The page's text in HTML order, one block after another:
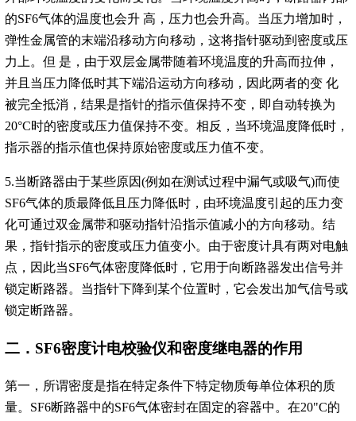
的SF6气体的温度也会升 高，压力也会升高。当压力增加时，
弹性金属管的末端沿移动方向移动，这将指针驱动到密度或压
力上。但 是，由于双层金属带随着环境温度的升高而拉伸，
并且当压力降低时其下端沿运动方向移动，因此两者的变 化
被完全抵消，结果是指针的指示值保持不变，即自动转换为
20°C时的密度或压力值保持不变。相反，当环境温度降低时，
指示器的指示值也保持原始密度或压力值不变。
5.当断路器由于某些原因(例如在测试过程中漏气或吸气)而使
SF6气体的质最降低且压力降低时，由环境温度引起的压力变
化可通过双金属带和驱动指针沿指示值减小的方向移动。结
果，指针指示的密度或压力值变小。由于密度计具有两对电触
点，因此当SF6气体密度降低时，它用于向断路器发出信号并
锁定断路器。当指针下降到某个位置时，它会发出加气信号或
锁定断路器。
二．SF6密度计电校验仪和密度继电器的作用
第一，所谓密度是指在特定条件下特定物质每单位体积的质
量。SF6断路器中的SF6气体密封在固定的容器中。在20"C的